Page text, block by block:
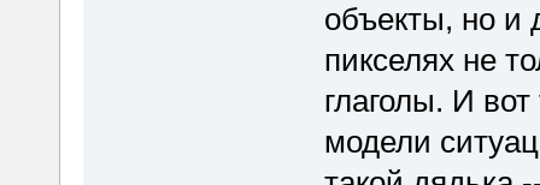
объекты, но и
пикселях не
глаголы. И
модели